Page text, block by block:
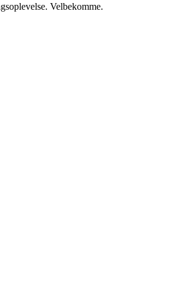
Velbekomme.